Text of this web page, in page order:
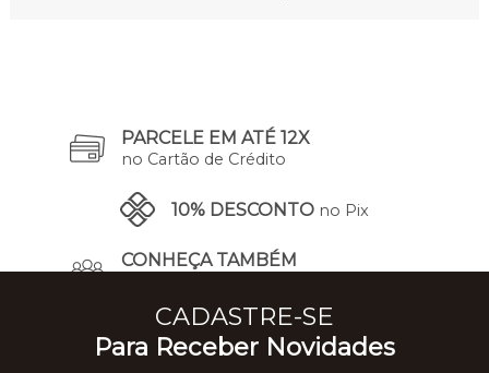
PARCELE EM ATÉ 12X
no Cartão de Crédito
10% DESCONTO no Pix
CONHEÇA TAMBÉM
CADASTRE-SE
Para Receber Novidades